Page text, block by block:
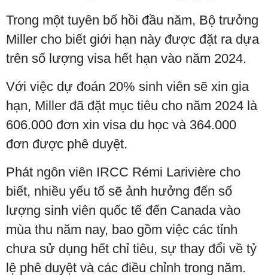
Trong một tuyên bố hồi đầu năm, Bộ trưởng
Miller cho biết giới hạn này được đặt ra dựa
trên số lượng visa hết hạn vào năm 2024.
Với việc dự đoán 20% sinh viên sẽ xin gia
hạn, Miller đã đặt mục tiêu cho năm 2024 là
606.000 đơn xin visa du học và 364.000
đơn được phê duyệt.
Phát ngôn viên IRCC Rémi Larivière cho
biết, nhiều yếu tố sẽ ảnh hưởng đến số
lượng sinh viên quốc tế đến Canada vào
mùa thu năm nay, bao gồm việc các tỉnh
chưa sử dụng hết chỉ tiêu, sự thay đổi về tỷ
lệ phê duyệt và các điều chỉnh trong năm.